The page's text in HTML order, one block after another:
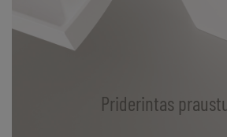
Priderintas